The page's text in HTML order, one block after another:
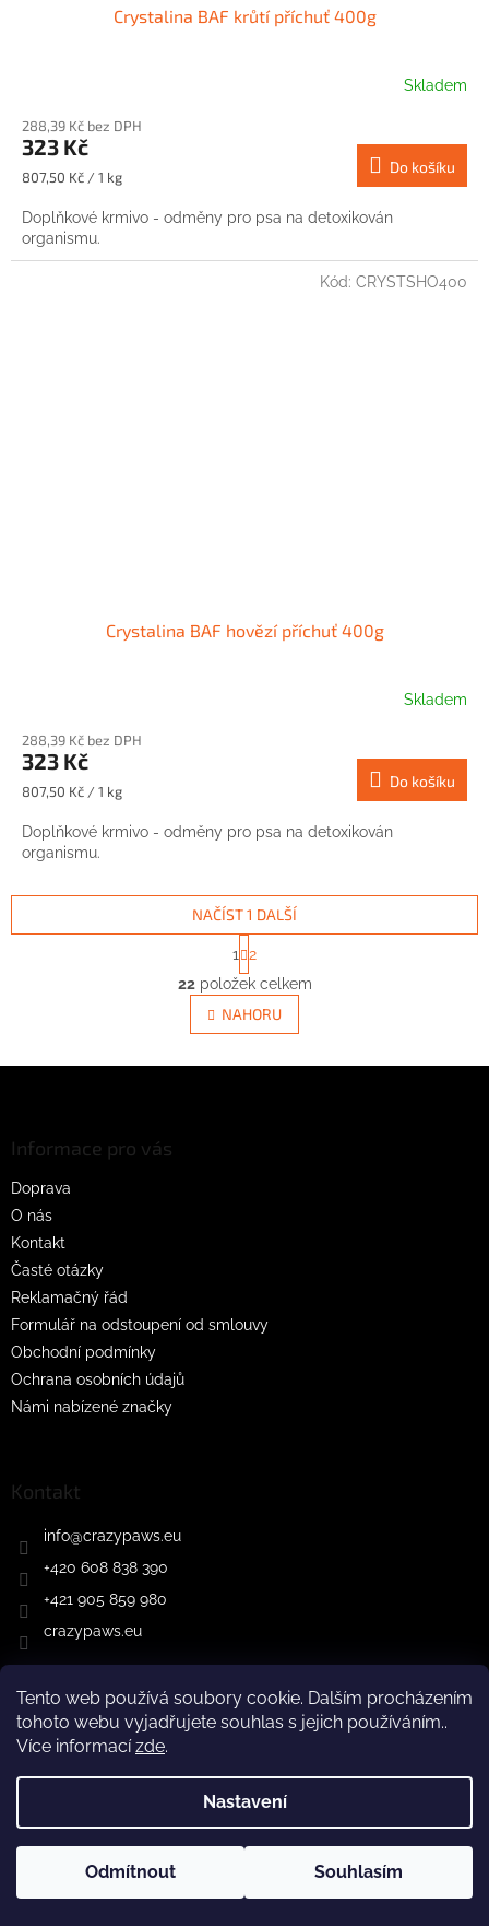
Tento web používá soubory cookie. Dalším procházením
tohoto webu vyjadřujete souhlas s jejich používáním..
Více informacízde.
Nastavení
Odmítnout Souhlasím
Z důvodu čerpání dovolené budeme produkty doručovat až po
Crystalina BAF krůtí příchuť 400g
Skladem
288,39 Kč bez DPH
323 Kč
Měrná
807,50 Kč / 1 kg
Do košíku
Doplňkové krmivo - odměny pro psa na detoxikován
organismu.
Crystalina BAF hovězí příchuť 400g
Skladem
288,39 Kč bez DPH
323 Kč
Měrná
807,50 Kč / 1 kg
Do košíku
Doplňkové krmivo - odměny pro psa na detoxikován
organismu.
Kód: CRYSTSHO400
O
v
l
á
s
NAČÍST 1 DALŠÍ
S
t
r
á
n
k
v
1
2
22položek celkem
NAHORU
Informace pro vás
Doprava
O nás
Kontakt
Časté otázky
Reklamačný řád
Formulář na odstoupení od smlouvy
Obchodní podmínky
Ochrana osobních údajů
Námi nabízené značky
Kontakt
info@crazypaws.eu
+420 608 838 390
+421 905 859 980
crazypaws.eu
Instagram
Sledovat na Instagramu